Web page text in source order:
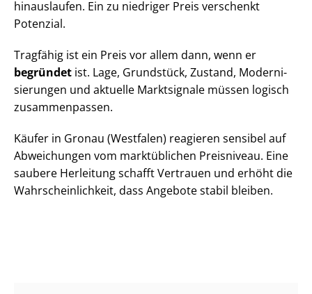
hinauslaufen. Ein zu niedriger Preis verschenkt
Potenzial.
Tragfähig ist ein Preis vor allem dann, wenn er
begründet ist. Lage, Grundstück, Zustand, Mo­der­ni­
sie­run­gen und aktuelle Marktsignale müssen logisch
zusammenpassen.
Käufer in Gronau (Westfalen) reagieren sensibel auf
Abweichungen vom marktüblichen Preisniveau. Eine
saubere Herleitung schafft Vertrauen und erhöht die
Wahr­schein­lich­keit, dass Angebote stabil bleiben.